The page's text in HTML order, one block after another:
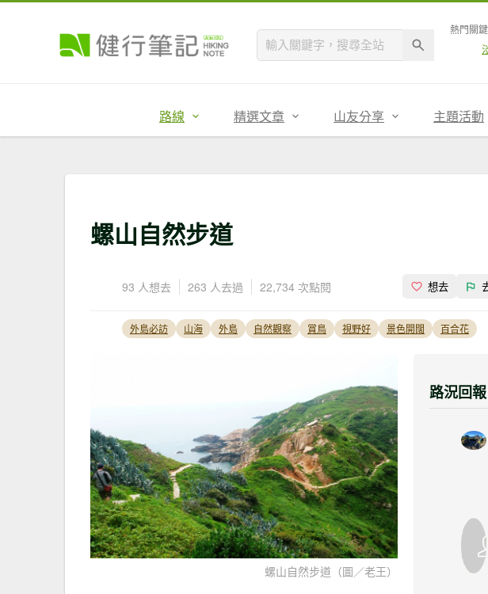
熱門關
路線 精選文章 山友分享 主題活動
螺山自然步道
93 人想去 263 人去過 22,734 次點閱 想去
外島必訪 山海 外島 自然觀察 賞鳥 視野好 景色開闊 百合花
螺山自然步道（圖／老王）
路況回報